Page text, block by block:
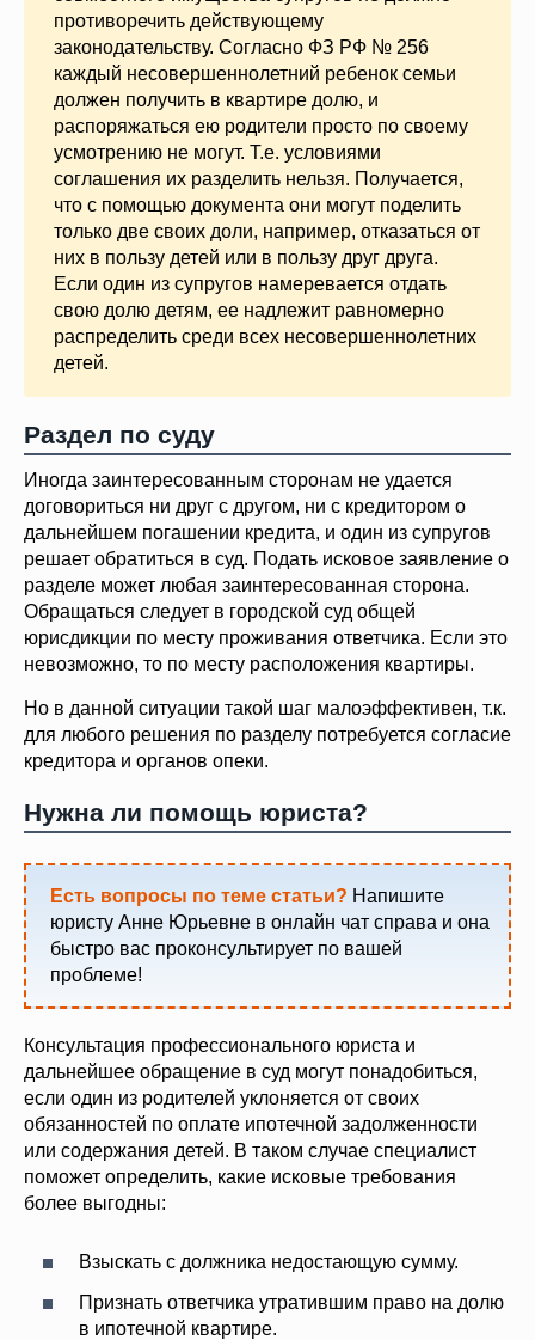
противоречить действующему
законодательству. Согласно ФЗ РФ № 256
каждый несовершеннолетний ребенок семьи
должен получить в квартире долю, и
распоряжаться ею родители просто по своему
усмотрению не могут. Т.е. условиями
соглашения их разделить нельзя. Получается,
что с помощью документа они могут поделить
только две своих доли, например, отказаться от
них в пользу детей или в пользу друг друга.
Если один из супругов намеревается отдать
свою долю детям, ее надлежит равномерно
распределить среди всех несовершеннолетних
детей.
Раздел по суду
Иногда заинтересованным сторонам не удается
договориться ни друг с другом, ни с кредитором о
дальнейшем погашении кредита, и один из супругов
решает обратиться в суд. Подать исковое заявление о
разделе может любая заинтересованная сторона.
Обращаться следует в городской суд общей
юрисдикции по месту проживания ответчика. Если это
невозможно, то по месту расположения квартиры.
Но в данной ситуации такой шаг малоэффективен, т.к.
для любого решения по разделу потребуется согласие
кредитора и органов опеки.
Нужна ли помощь юриста?
Есть вопросы по теме статьи? Напишите
юристу Анне Юрьевне в онлайн чат справа и она
быстро вас проконсультирует по вашей
проблеме!
Консультация профессионального юриста и
дальнейшее обращение в суд могут понадобиться,
если один из родителей уклоняется от своих
обязанностей по оплате ипотечной задолженности
или содержания детей. В таком случае специалист
поможет определить, какие исковые требования
более выгодны:
Взыскать с должника недостающую сумму.
Признать ответчика утратившим право на долю
в ипотечной квартире.